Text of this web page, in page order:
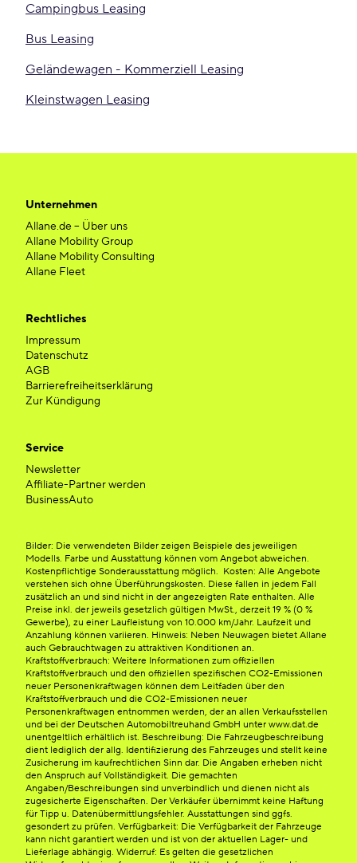
Campingbus Leasing
Bus Leasing
Geländewagen - Kommerziell Leasing
Kleinstwagen Leasing
Unternehmen
Allane.de – Über uns
Allane Mobility Group
Allane Mobility Consulting
Allane Fleet
Rechtliches
Impressum
Datenschutz
AGB
Barrierefreiheitserklärung
Zur Kündigung
Service
Newsletter
Affiliate-Partner werden
BusinessAuto
Bilder: Die verwendeten Bilder zeigen Beispiele des jeweiligen
Modells. Farbe und Ausstattung können vom Angebot abweichen.
Kostenpflichtige Sonderausstattung möglich. Kosten: Alle Angebote
verstehen sich ohne Überführungskosten. Diese fallen in jedem Fall
zusätzlich an und sind nicht in der angezeigten Rate enthalten. Alle
Preise inkl. der jeweils gesetzlich gültigen MwSt., derzeit 19 % (0 %
Gewerbe), zu einer Laufleistung von 10.000 km/Jahr. Laufzeit und
Anzahlung können variieren. Hinweis: Neben Neuwagen bietet Allane
auch Gebrauchtwagen zu attraktiven Konditionen an.
Kraftstoffverbrauch: Weitere Informationen zum offiziellen
Kraftstoffverbrauch und den offiziellen spezifischen CO2-Emissionen
neuer Personenkraftwagen können dem Leitfaden über den
Kraftstoffverbrauch und die CO2-Emissionen neuer
Personenkraftwagen entnommen werden, der an allen Verkaufsstellen
und bei der Deutschen Automobiltreuhand GmbH unter www.dat.de
unentgeltlich erhältlich ist. Beschreibung: Die Fahrzeugbeschreibung
dient lediglich der allg. Identifizierung des Fahrzeuges und stellt keine
Zusicherung im kaufrechtlichen Sinn dar. Die Angaben erheben nicht
den Anspruch auf Vollständigkeit. Die gemachten
Angaben/Beschreibungen sind unverbindlich und dienen nicht als
zugesicherte Eigenschaften. Der Verkäufer übernimmt keine Haftung
für Tipp u. Datenübermittlungsfehler. Ausstattungen sind ggfs.
gesondert zu prüfen. Verfügbarkeit: Die Verfügbarkeit der Fahrzeuge
kann nicht garantiert werden und ist von der aktuellen Lager- und
Lieferlage abhängig. Widerruf: Es gelten die gesetzlichen